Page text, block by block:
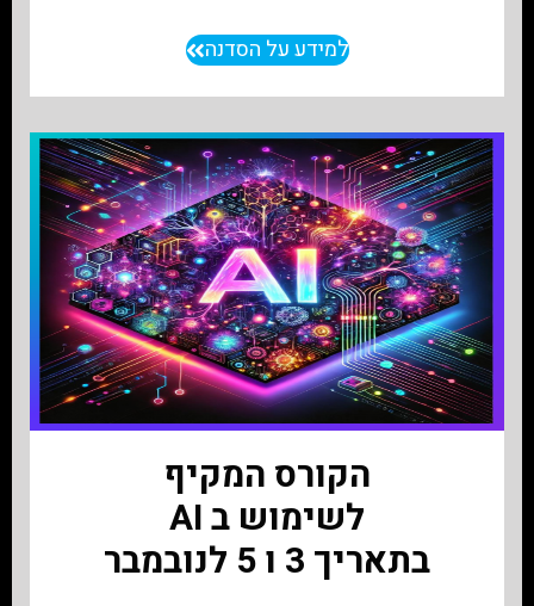
למידע על הסדנה
הקורס המקיף
לשימוש ב AI
בתאריך 3 ו 5 לנובמבר